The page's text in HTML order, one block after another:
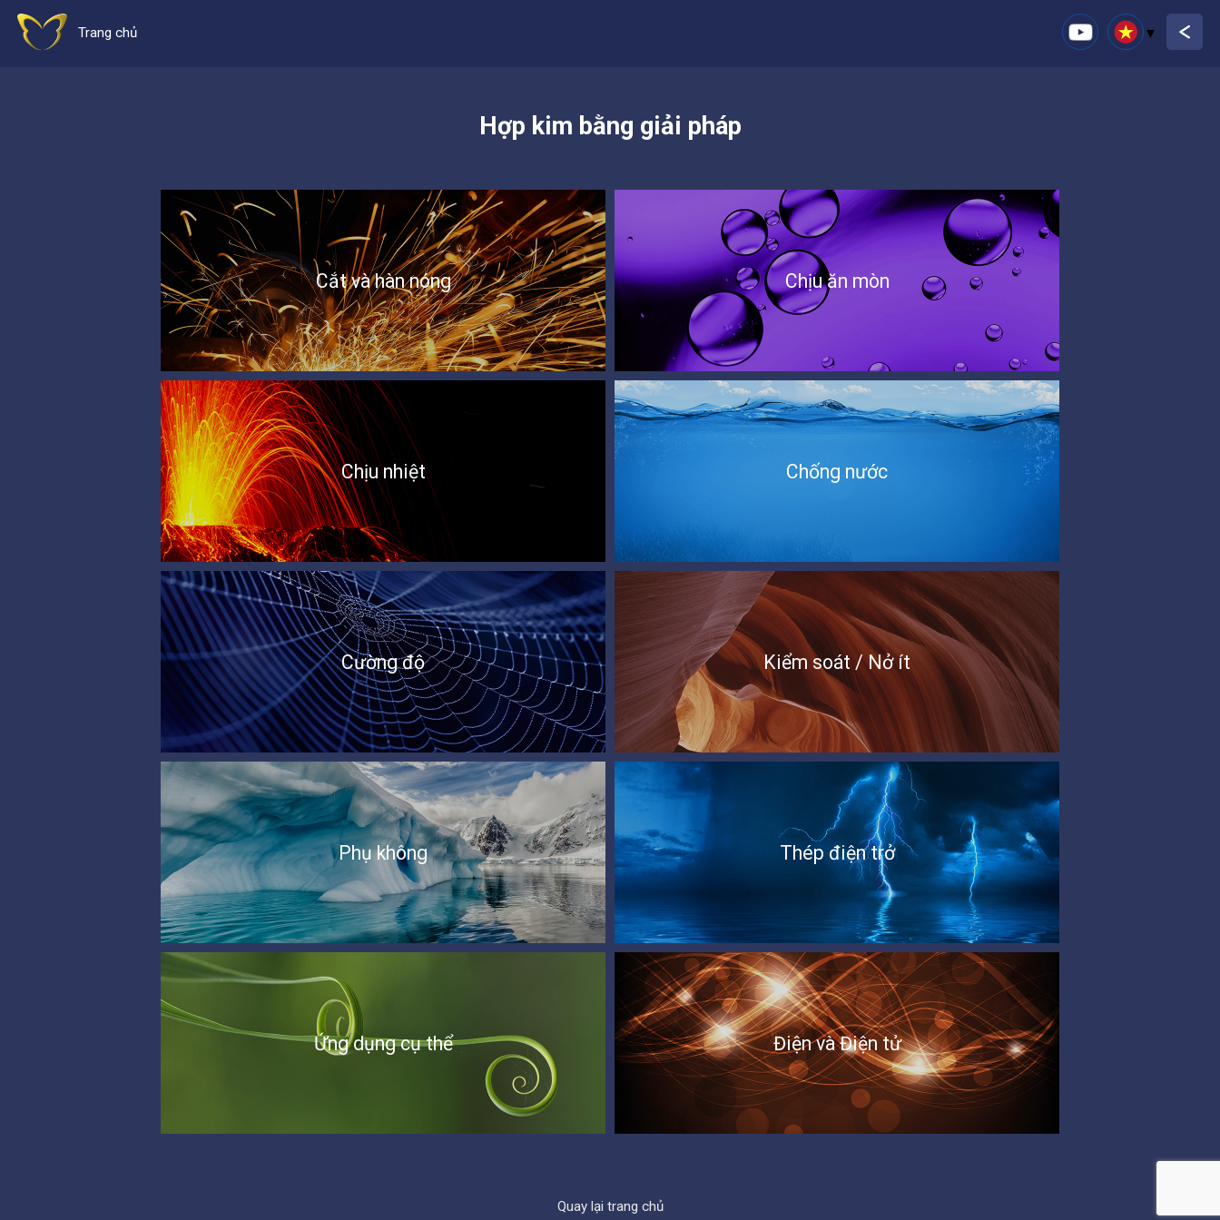
Trang chủ
Hợp kim bằng giải pháp
Cắt và hàn nóng Chịu ăn mòn
Chịu nhiệt Chống nước
Cường độ Kiểm soát / Nở ít
Phụ không Thép điện trở
Ứng dụng cụ thể Điện và Điện tử
Quay lại trang chủ